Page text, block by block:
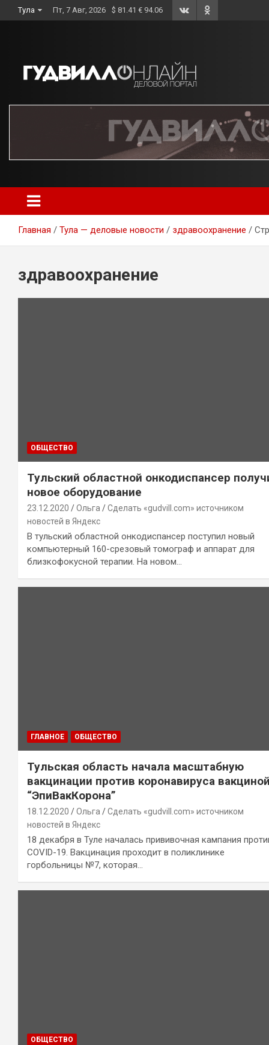
to
Тула Пт, 7 Авг, 2026 $ 81.41 € 94.06
Главная Тула — деловые новости здравоохранение
здравоохранение
ОБЩЕСТВО
Тульский областной онкодиспансер
новое оборудование
23.12.2020 Ольга
Сделать «gudvill.com» источником
новостей в Яндекс
В тульский областной онкодиспансер поступил новый
компьютерный 160-срезовый томограф и аппарат для
близкофокусной терапии. На новом…
ГЛАВНОЕ ОБЩЕСТВО
Тульская область начала масштабную
вакцинации против коронавируса
“ЭпиВакКорона”
18.12.2020 Ольга
Сделать «gudvill.com» источником
новостей в Яндекс
18 декабря в Туле началась прививочная кампания
COVID-19. Вакцинация проходит в поликлинике
горбольницы №7, которая…
ОБЩЕСТВО